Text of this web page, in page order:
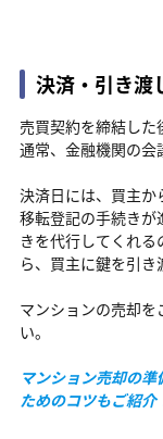
決済・引き渡
売買契約を締結した
通常、金融機関の会
決済日には、買主か
移転登記の手続きが
きを代行してくれ
ら、買主に鍵を引き
マンションの売却
い。
マンション売却の
ためのコツもご紹介